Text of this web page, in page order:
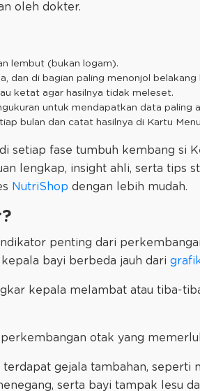
oleh dokter.
lembut (bukan logam).
dan di bagian paling menonjol belakang
ketat agar hasilnya tidak meleset.
untuk mendapatkan data paling
bulan dan catat hasilnya di Kartu
setiap fase tumbuh kembang si
lengkap, insight ahli, serta tips
NutriShop dengan lebih mudah.
penting dari
bayi berbeda jauh dari
kepala melambat atau tiba-
otak yang
gejala tambahan, seperti
serta bayi tampak lesu